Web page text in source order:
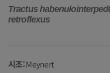
Tractus
retroflexus
시조:Meynert